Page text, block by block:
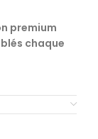
premium
chaque